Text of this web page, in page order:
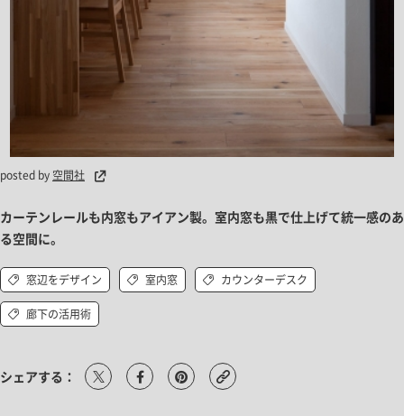
posted by 空間社
カーテンレールも内窓もアイアン製。室内窓も黒で仕上げて統一感のあ
る空間に。
窓辺をデザイン 室内窓 カウンターデスク
廊下の活用術
シェアする：